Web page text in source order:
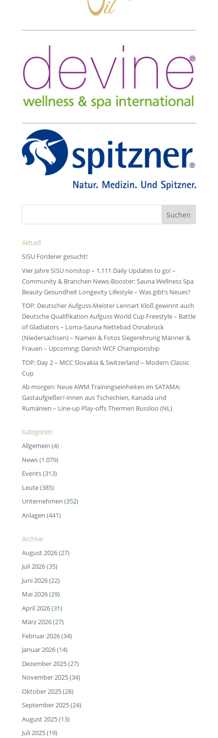
Aktuell
SISU Förderer gesucht!
Vier Jahre SISU nonstop – 1.111 Daily Updates to go! –
Community & Branchen News-Booster: Sauna Wellness Spa
Beauty Gesundheit Longevity Lifestyle – Was gibt’s Neues?
TOP: Deutscher Aufguss-Meister Lennart Kloß gewinnt auch
Deutsche Qualifikation Aufguss World Cup Freestyle – Battle
of Gladiators – Loma-Sauna Nettebad Osnabrück
(Niedersachsen) – Namen & Fotos Siegerehrung Männer &
Frauen – Upcoming: Danish WCF Championship
TOP: Day 2 – MCC Slovakia & Switzerland – Modern Classic
Cup
Ab morgen: Neue AWM Trainingseinheiten im SATAMA:
Gastaufgießer/-innen aus Tschechien, Kanada und
Rumänien – Line-up Play-offs Thermen Bussloo (NL)
Kategorien
Allgemein (4)
News(1.079)
Events(313)
Leute(385)
Unternehmen (352)
Anlagen (441)
Archive
August 2026(27)
Juli 2026(35)
Juni 2026(22)
Mai 2026(29)
April 2026(31)
März 2026(27)
Februar 2026(34)
Januar 2026(14)
Dezember 2025(27)
November 2025(34)
Oktober 2025(28)
September 2025(24)
August 2025(13)
Juli 2025(19)